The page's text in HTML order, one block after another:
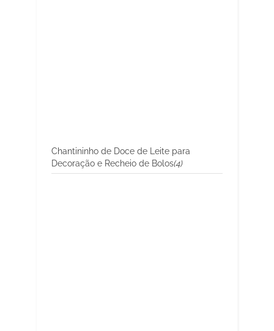
Chantininho de Doce de Leite para
Decoração e Recheio de Bolos(4)